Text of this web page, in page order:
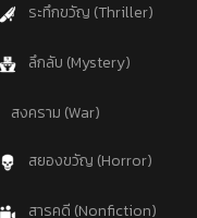
ระทึกขวัญ (Thriller)
ลึกลับ (Mystery)
สงคราม (War)
สยองขวัญ (Horror)
สารคดี (Nonfiction)